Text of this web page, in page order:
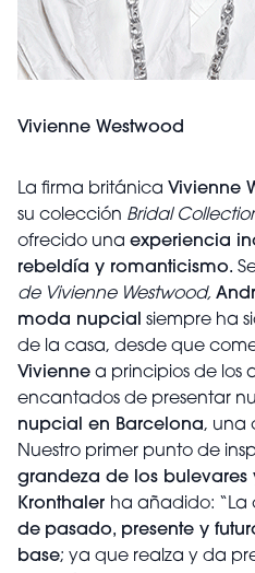
Vivienne Westwood
La firma británica Vivienne
su colección Bridal
ofrecido una experiencia
rebeldía y romanticismo.
de Vivienne Westwood,
moda nupcial siempre ha
de la casa, desde que
Vivienne a principios de los
encantados de presentar
nupcial en Barcelona, una
Nuestro primer punto de
grandeza de los bulevares
Kronthaler ha añadido: “La
de pasado, presente y
base; ya que realza y da